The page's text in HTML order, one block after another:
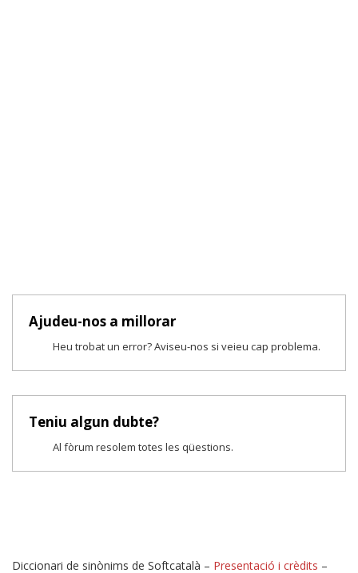
Ajudeu-nos a millorar
Heu trobat un error? Aviseu-nos si veieu cap problema.
Teniu algun dubte?
Al fòrum resolem totes les qüestions.
Diccionari de sinònims de Softcatalà – Presentació i crèdits –